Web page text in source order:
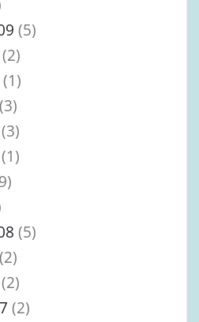
(5)
(2)
(1)
(3)
(3)
(1)
(5)
(2)
(2)
(2)